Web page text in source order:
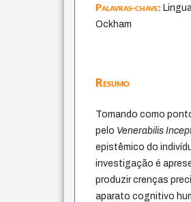
Palavras-chave:
Ockham
Resumo
Tomando como
pelo Venerabilis
epistêmico do
investigação é
produzir crenças
aparato cognitivo